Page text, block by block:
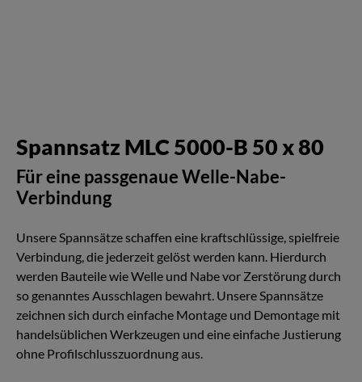
Spannsatz MLC 5000-B 50 x 80
Für eine passgenaue Welle-Nabe-
Verbindung
Unsere Spannsätze schaffen eine kraftschlüssige, spielfreie
Verbindung, die jederzeit gelöst werden kann. Hierdurch
werden Bauteile wie Welle und Nabe vor Zerstörung durch
so genanntes Ausschlagen bewahrt. Unsere Spannsätze
zeichnen sich durch einfache Montage und Demontage mit
handelsüblichen Werkzeugen und eine einfache Justierung
ohne Profilschlusszuordnung aus.